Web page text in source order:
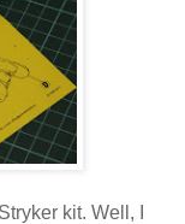
kit. Well, I